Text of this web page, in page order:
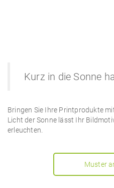
Kurz in die Sonne
Bringen Sie Ihre Printprodukte
Licht der Sonne lässt Ihr
erleuchten.
Muster